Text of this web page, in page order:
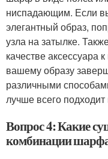
ниспадающим. Если
элегантный образ,
узла на затылке.
качестве аксессуара
вашему образу
различными
лучше всего
Вопрос 4: Какие
комбинации